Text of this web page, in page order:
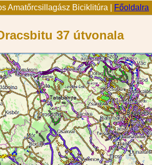
Amatőrcsillagász Biciklitúra | Főoldalra
37 útvonala